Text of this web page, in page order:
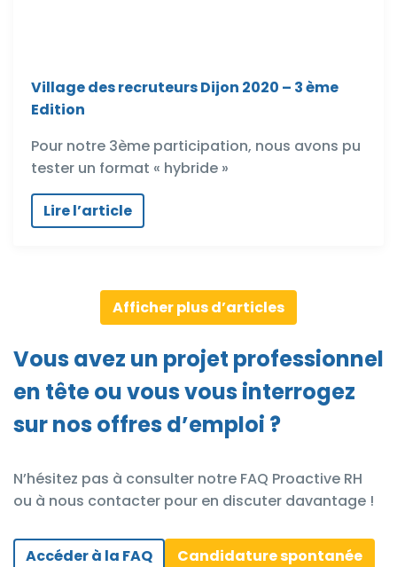
Village des recruteurs Dijon 2020 – 3 ème
Edition
Pour notre 3ème participation, nous avons pu
tester un format « hybride »
Lire l’article
Afficher plus d’articles
Vous avez un projet professionnel
en tête ou vous vous interrogez
sur nos offres d’emploi ?
N’hésitez pas à consulter notre FAQ Proactive RH
ou à nous contacter pour en discuter davantage !
Accéder à la FAQ Candidature spontanée